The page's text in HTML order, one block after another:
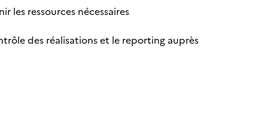
ressources nécessaires
des réalisations et le reporting auprès